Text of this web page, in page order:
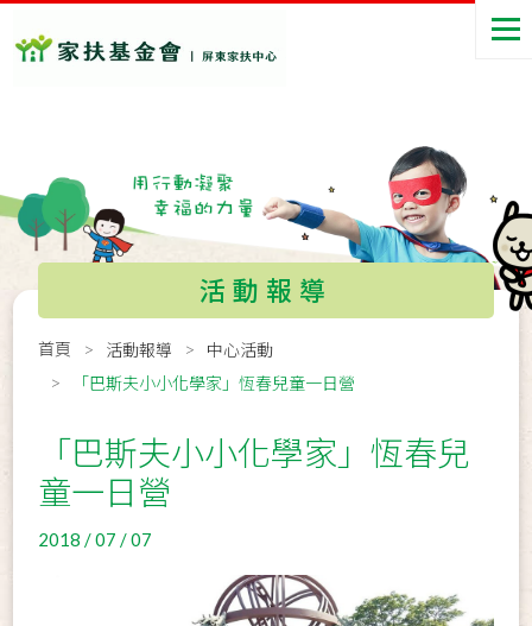
活動報導
首頁 活動報導
中心活動
「巴斯夫小小化學家」恆春兒童一日營
「巴斯夫小小化學家」恆春兒
童一日營
2018 / 07 / 07